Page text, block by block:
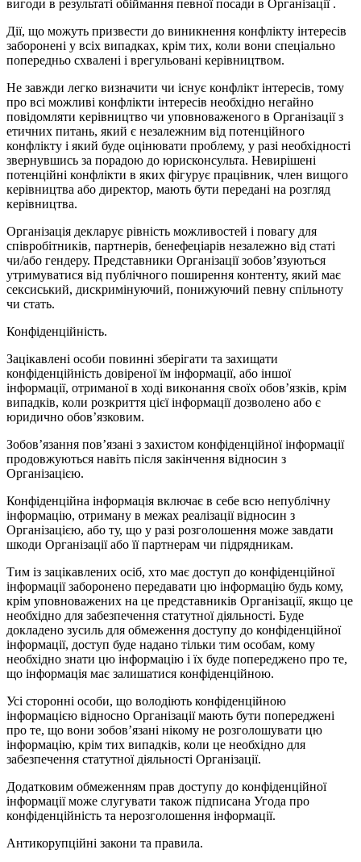
вигоди в результаті обіймання певної посади в Організації .
Дії, що можуть призвести до виникнення конфлікту інтересів
заборонені у всіх випадках, крім тих, коли вони спеціально
попередньо схвалені і врегульовані керівництвом.
Не завжди легко визначити чи існує конфлікт інтересів, тому
про всі можливі конфлікти інтересів необхідно негайно
повідомляти керівництво чи уповноваженого в Організації з
етичних питань, який є незалежним від потенційного
конфлікту і який буде оцінювати проблему, у разі необхідності
звернувшись за порадою до юрисконсульта. Невирішені
потенційні конфлікти в яких фігурує працівник, член вищого
керівництва або директор, мають бути передані на розгляд
керівництва.
Організація декларує рівність можливостей і повагу для
співробітників, партнерів, бенефеціарів незалежно від статі
чи/або гендеру. Представники Організації зобов’язуються
утримуватися від публічного поширення контенту, який має
сексиський, дискримінуючий, понижуючий певну спільноту
чи стать.
Конфіденційність.
Зацікавлені особи повинні зберігати та захищати
конфіденційність довіреної їм інформації, або іншої
інформації, отриманої в ході виконання своїх обов’язків, крім
випадків, коли розкриття цієї інформації дозволено або є
юридично обов’язковим.
Зобов’язання пов’язані з захистом конфіденційної інформації
продовжуються навіть після закінчення відносин з
Організацією.
Конфіденційна інформація включає в себе всю непублічну
інформацію, отриману в межах реалізації відносин з
Організацією, або ту, що у разі розголошення може завдати
шкоди Організації або її партнерам чи підрядникам.
Тим із зацікавлених осіб, хто має доступ до конфіденційної
інформації заборонено передавати цю інформацію будь кому,
крім уповноважених на це представників Організації, якщо це
необхідно для забезпечення статутної діяльності. Буде
докладено зусиль для обмеження доступу до конфіденційної
інформації, доступ буде надано тільки тим особам, кому
необхідно знати цю інформацію і їх буде попереджено про те,
що інформація має залишатися конфіденційною.
Усі сторонні особи, що володіють конфіденційною
інформацією відносно Організації мають бути попереджені
про те, що вони зобов’язані нікому не розголошувати цю
інформацію, крім тих випадків, коли це необхідно для
забезпечення статутної діяльності Організації.
Додатковим обмеженням прав доступу до конфіденційної
інформації може слугувати також підписана Угода про
конфіденційність та нерозголошення інформації.
Антикорупційні закони та правила.